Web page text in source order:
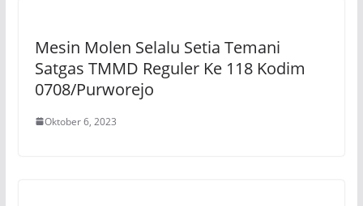
Mesin Molen Selalu Setia Temani
Satgas TMMD Reguler Ke 118 Kodim
0708/Purworejo
Oktober 6, 2023